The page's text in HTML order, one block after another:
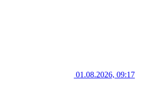
01.08.2026, 09:17